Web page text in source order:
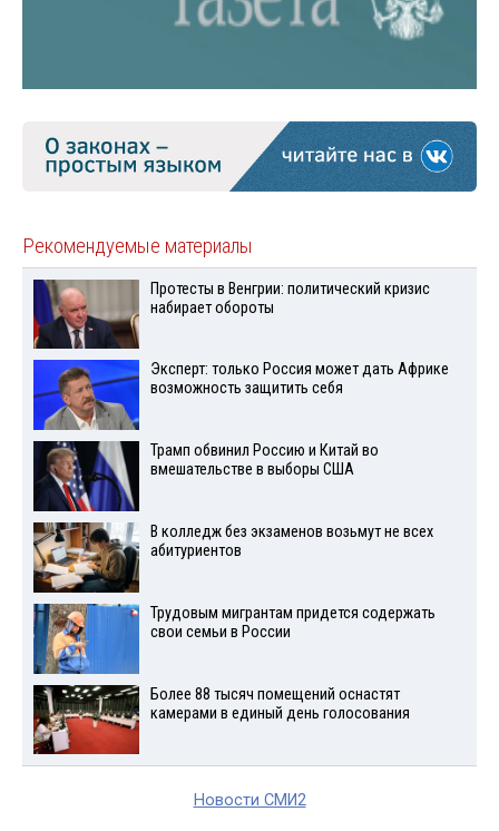
Рекомендуемые материалы
Протесты в Венгрии: политический кризис
набирает обороты
Эксперт: только Россия может дать Африке
возможность защитить себя
Трамп обвинил Россию и Китай во
вмешательстве в выборы США
В колледж без экзаменов возьмут не всех
абитуриентов
Трудовым мигрантам придется содержать
свои семьи в России
Более 88 тысяч помещений оснастят
камерами в единый день голосования
Новости СМИ2